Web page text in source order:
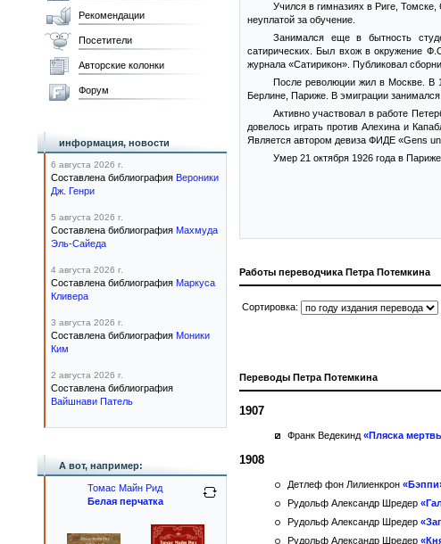
Учился в гимназиях в Риге, Томске,
неуплатой за обучение.
Занимался еще в бытность
сатирических. Был вхож в окружение
журнала «Сатирикон». Публиковал
После революции жил в Москве. В
Берлине, Париже. В эмиграции занимался
Активно участвовал в работе
довелось играть против Алехина и
Является автором девиза ФИДЕ «Gens
Умер 21 октября 1926 года в
Работы переводчика Петра Потемкина
Сортировка:
Переводы Петра Потемкина
1907
Франк Ведекинд «Пляска
1908
Детлеф фон Лилиенкрон
Рудольф Александр Шредер
Рудольф Александр Шредер
Рудольф Александр Шредер
Рекомендации
Посетители
Авторские колонки
Форум
информация, новости
6 августа 2026 г.
Составлена библиография Вероники
Дж. Генри
5 августа 2026 г.
Составлена библиография Махмуда
Эль-Сайеда
4 августа 2026 г.
Составлена библиография Маркуса
Кливера
3 августа 2026 г.
Составлена библиография Моники
Ким
2 августа 2026 г.
Составлена библиография
Вайшнави Патель
А вот, например:
Томас Майн Рид
Белая перчатка